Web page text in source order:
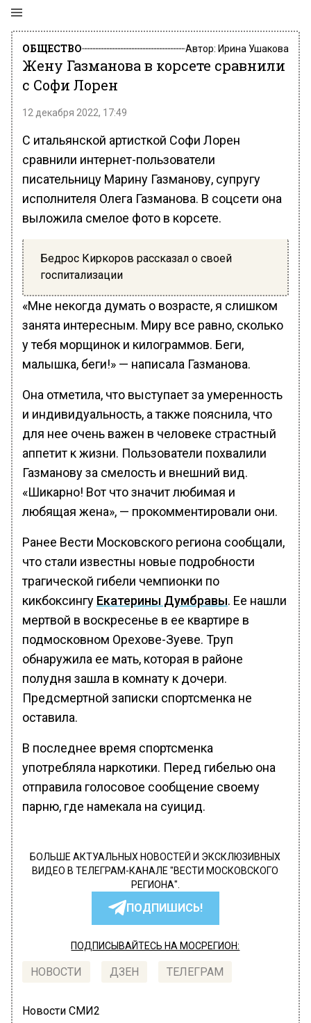
ОБЩЕСТВО Автор: Ирина Ушакова
Жену Газманова в корсете сравнили
с Софи Лорен
12 декабря 2022, 17:49
С итальянской артисткой Софи Лорен
сравнили интернет-пользователи
писательницу Марину Газманову, супругу
исполнителя Олега Газманова. В соцсети она
выложила смелое фото в корсете.
Бедрос Киркоров рассказал о своей
госпитализации
«Мне некогда думать о возрасте, я слишком
занята интересным. Миру все равно, сколько
у тебя морщинок и килограммов. Беги,
малышка, беги!» — написала Газманова.
Она отметила, что выступает за умеренность
и индивидуальность, а также пояснила, что
для нее очень важен в человеке страстный
аппетит к жизни. Пользователи похвалили
Газманову за смелость и внешний вид.
«Шикарно! Вот что значит любимая и
любящая жена», — прокомментировали они.
Ранее Вести Московского региона сообщали,
что стали известны новые подробности
трагической гибели чемпионки по
кикбоксингу Екатерины Думбравы. Ее нашли
мертвой в воскресенье в ее квартире в
подмосковном Орехове-Зуеве. Труп
обнаружила ее мать, которая в районе
полудня зашла в комнату к дочери.
Предсмертной записки спортсменка не
оставила.
В последнее время спортсменка
употребляла наркотики. Перед гибелью она
отправила голосовое сообщение своему
парню, где намекала на суицид.
БОЛЬШЕ АКТУАЛЬНЫХ НОВОСТЕЙ И ЭКСКЛЮЗИВНЫХ
ВИДЕО В ТЕЛЕГРАМ-КАНАЛЕ "ВЕСТИ МОСКОВСКОГО
РЕГИОНА".
ПОДПИШИСЬ!
ПОДПИСЫВАЙТЕСЬ НА МОСРЕГИОН:
НОВОСТИ ДЗЕН ТЕЛЕГРАМ
Новости СМИ2